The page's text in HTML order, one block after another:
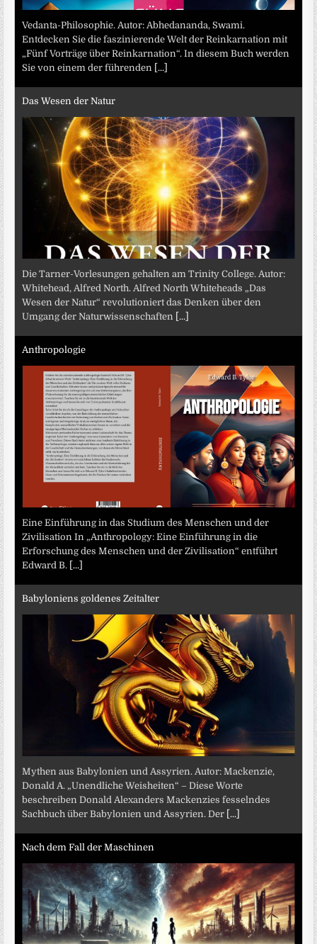
Vedanta-Philosophie. Autor: Abhedananda, Swami.
Entdecken Sie die faszinierende Welt der Reinkarnation mit
„Fünf Vorträge über Reinkarnation“. In diesem Buch werden
Sie von einem der führenden [...]
Das Wesen der Natur
Die Tarner-Vorlesungen gehalten am Trinity College. Autor:
Whitehead, Alfred North. Alfred North Whiteheads „Das
Wesen der Natur“ revolutioniert das Denken über den
Umgang der Naturwissenschaften [...]
Anthropologie
Eine Einführung in das Studium des Menschen und der
Zivilisation In „Anthropology: Eine Einführung in die
Erforschung des Menschen und der Zivilisation“ entführt
Edward B. [...]
Babyloniens goldenes Zeitalter
Mythen aus Babylonien und Assyrien. Autor: Mackenzie,
Donald A. „Unendliche Weisheiten“ – Diese Worte
beschreiben Donald Alexanders Mackenzies fesselndes
Sachbuch über Babylonien und Assyrien. Der [...]
Nach dem Fall der Maschinen